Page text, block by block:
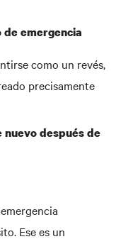
de emergencia
como un revés,
precisamente
nuevo después de
Ese es un